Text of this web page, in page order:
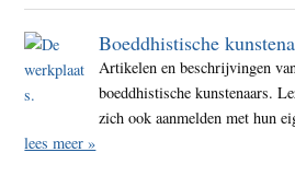
Boeddhistische
Artikelen en beschrijvingen
boeddhistische kunstenaars.
zich ook aanmelden met hun
lees meer »